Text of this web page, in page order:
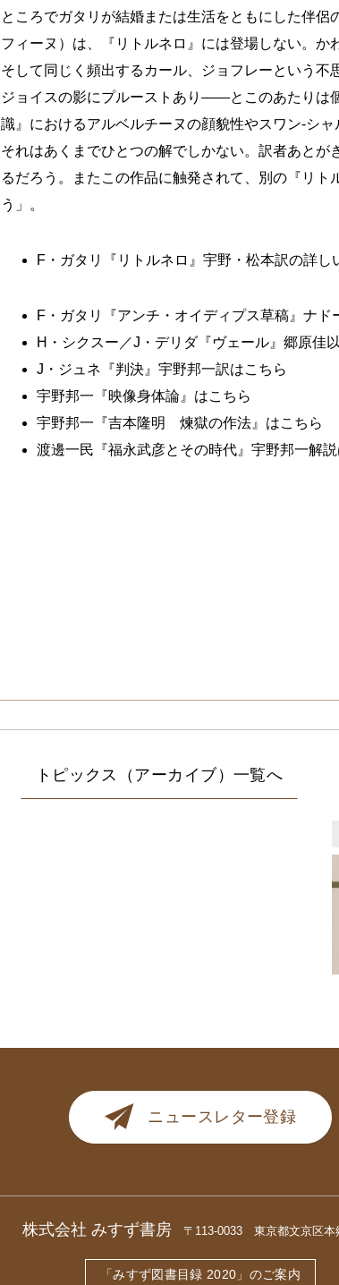
ところでガタリが結婚または生活をともにした伴
フィーヌ）は、『リトルネロ』には登場しない。か
そして同じく頻出するカール、ジョフレーという不
ジョイスの影にプルーストあり――とこのあたりは
識』におけるアルベルチーヌの顔貌性やスワン‐シ
それはあくまでひとつの解でしかない。訳者あと
るだろう。またこの作品に触発されて、別の『リ
う」。
F・ガタリ『リトルネロ』宇野・松本訳の詳し
F・ガタリ『アンチ・オイディプス草稿』ナ
H・シクスー／J・デリダ『ヴェール』郷原佳
J・ジュネ『判決』宇野邦一訳はこちら
宇野邦一『映像身体論』はこちら
宇野邦一『吉本隆明 煉獄の作法』はこちら
渡邊一民『福永武彦とその時代』宇野邦一解
トピックス（アーカイブ）
ニュースレター登録
株式会社 みすず書房 〒113-0033 東京都文京区本
「みすず図書目録 2020」のご案内